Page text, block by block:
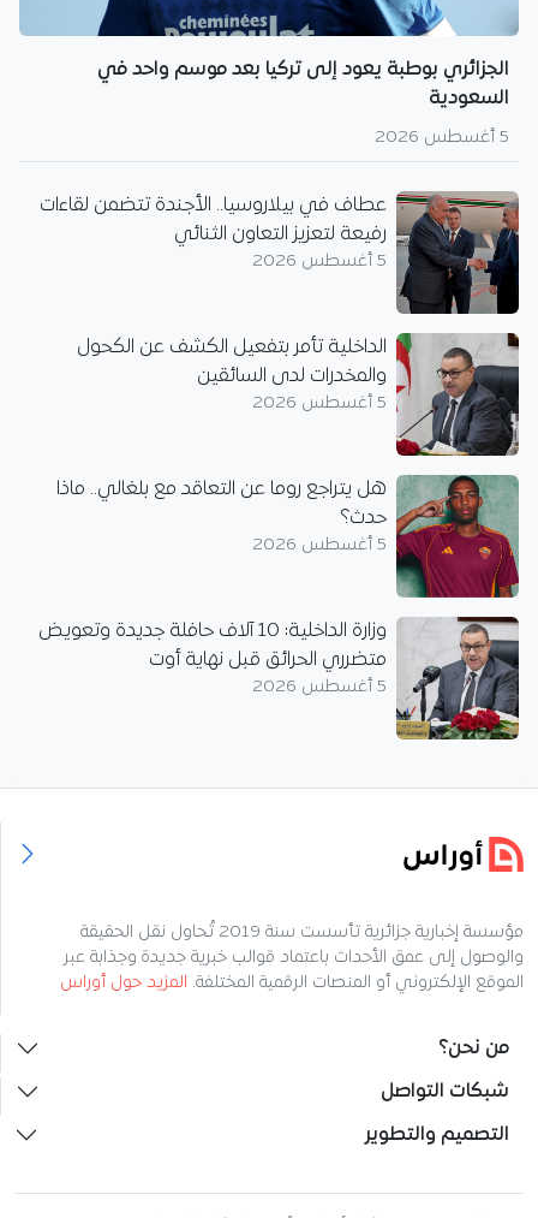
الجزائري بوطبة يعود إلى تركيا بعد موسم واحد في
السعودية
5 أغسطس 2026
عطاف في بيلاروسيا.. الأجندة تتضمن لقاءات
رفيعة لتعزيز التعاون الثنائي
5 أغسطس 2026
الداخلية تأمر بتفعيل الكشف عن الكحول
والمخدرات لدى السائقين
5 أغسطس 2026
هل يتراجع روما عن التعاقد مع بلغالي.. ماذا
حدث؟
5 أغسطس 2026
وزارة الداخلية: 10 آلاف حافلة جديدة وتعويض
متضرري الحرائق قبل نهاية أوت
5 أغسطس 2026
مؤسسة إخبارية جزائرية تأسست سنة 2019 تُحاول نقل الحقيقة
والوصول إلى عمق الأحداث باعتماد قوالب خبرية جديدة وجذابة عبر
الموقع الإلكتروني أو المنصات الرقمية المختلفة. المزيد حول أوراس
من نحن؟
شبكات التواصل
التصميم والتطوير